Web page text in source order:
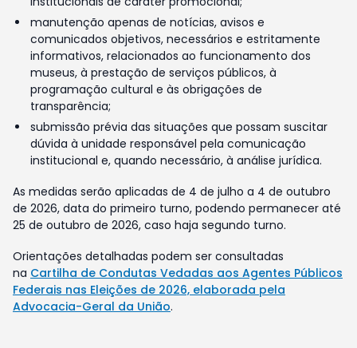
manutenção apenas de notícias, avisos e
comunicados objetivos, necessários e estritamente
informativos, relacionados ao funcionamento dos
museus, à prestação de serviços públicos, à
programação cultural e às obrigações de
transparência;
submissão prévia das situações que possam suscitar
dúvida à unidade responsável pela comunicação
institucional e, quando necessário, à análise jurídica.
As medidas serão aplicadas de 4 de julho a 4 de outubro
de 2026, data do primeiro turno, podendo permanecer até
25 de outubro de 2026, caso haja segundo turno.
Orientações detalhadas podem ser consultadas
na Cartilha de Condutas Vedadas aos Agentes Públicos
Federais nas Eleições de 2026, elaborada pela
Advocacia-Geral da União.